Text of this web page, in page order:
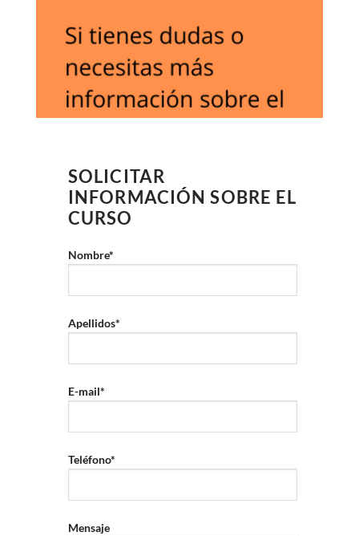
SOLICITAR
INFORMACIÓN SOBRE EL
CURSO
Nombre*
Apellidos*
E-mail*
Teléfono*
Mensaje